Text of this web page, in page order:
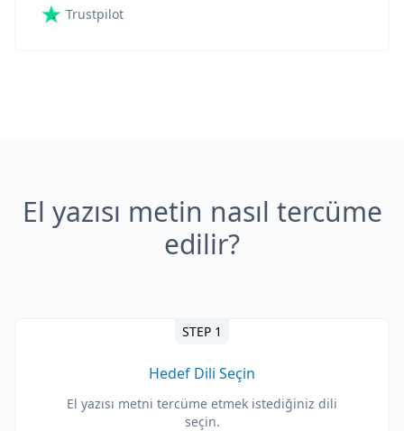
Trustpilot
El yazısı metin nasıl tercüme
edilir?
STEP 1
Hedef Dili Seçin
El yazısı metni tercüme etmek istediğiniz dili
seçin.